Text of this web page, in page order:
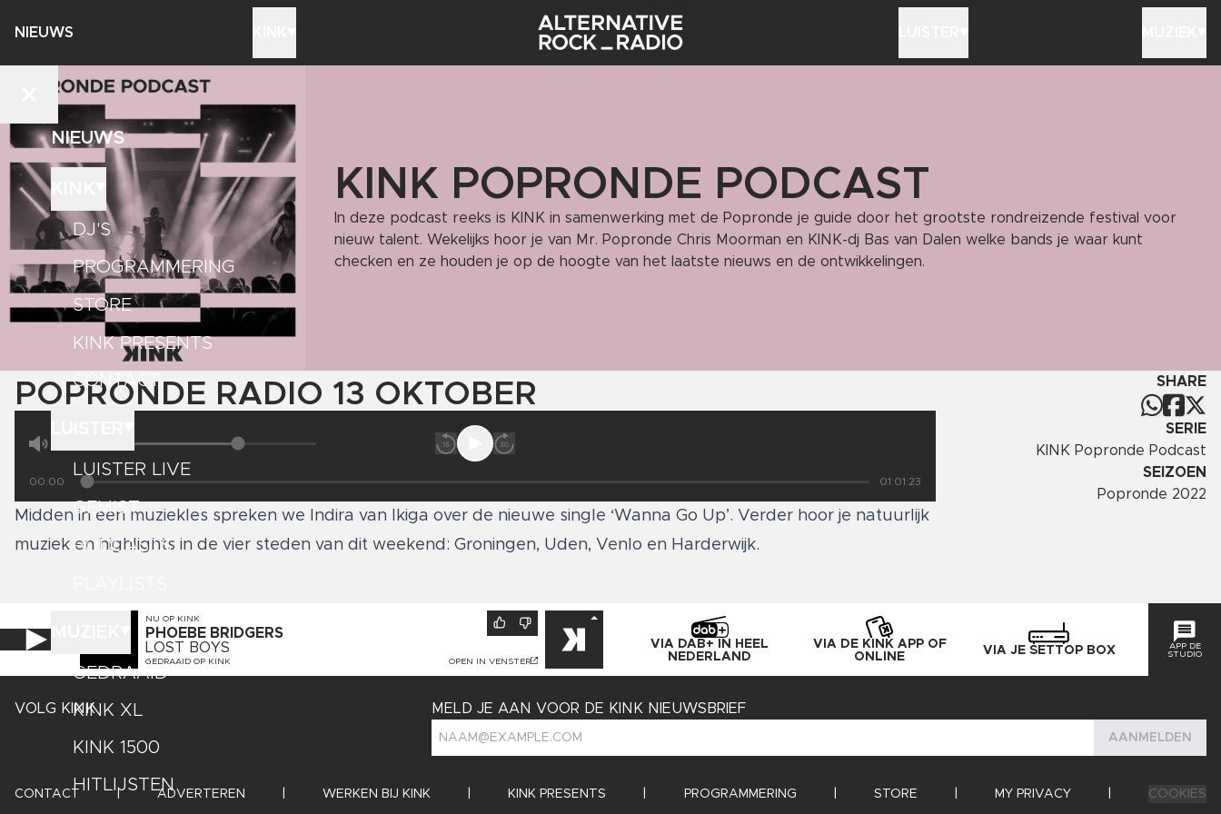
NIEUWS
NIEUWS
DJ'S
PROGRAMMERING
STORE
KINK PRESENTS
CONTACT
LUISTER LIVE
GEMIST
PODCASTS
GEDRAAID
KINK XL
KINK 1500
HITLIJSTEN
KINK POPRONDE PODCAST
In deze podcast reeks is KINK in samenwerking met de Popronde je guide door het grootste rondreizende festival voor
nieuw talent. Wekelijks hoor je van Mr. Popronde Chris Moorman en KINK-dj Bas van Dalen welke bands je waar kunt
checken en ze houden je op de hoogte van het laatste nieuws en de ontwikkelingen.
POPRONDE RADIO 13 OKTOBER
00:00 01:01:23
Midden in een muziekles spreken we Indira van Ikiga over de nieuwe single ‘Wanna Go Up’. Verder hoor je natuurlijk
muziek en highlights in de vier steden van dit weekend: Groningen, Uden, Venlo en Harderwijk.
SHARE
SERIE
KINK Popronde Podcast
SEIZOEN
Popronde 2022
NU OP KINK
PHOEBE BRIDGERS
LOST BOYS
GEDRAAID OP KINK OPEN IN VENSTER
VIA DAB+ IN HEEL
NEDERLAND
VIA DE KINK APP OF
ONLINE
VIA JE SETTOP BOX
APP DE
STUDIO
VOLG KINK MELD JE AAN VOOR DE KINK NIEUWSBRIEF
AANMELDEN
CONTACT | ADVERTEREN WERKEN BIJ KINK KINK PRESENTS PROGRAMMERING STORE MY PRIVACY COOKIES